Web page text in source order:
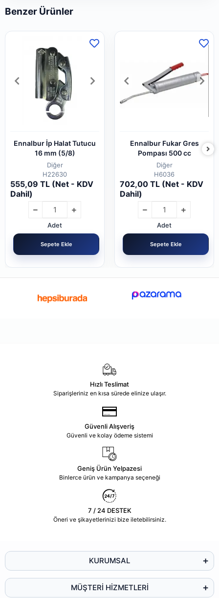
Benzer Ürünler
Ennalbur İp Halat Tutucu
16 mm (5/8)
Diğer
H22630
555,09 TL (Net - KDV
Dahil)
Adet
Sepete Ekle
Ennalbur Fukar Gres
Pompası 500 cc
Diğer
H6036
702,00 TL (Net - KDV
Dahil)
Adet
Sepete Ekle
Hızlı Teslimat
Siparişleriniz en kısa sürede elinize ulaşır.
Güvenli Alışveriş
Güvenli ve kolay ödeme sistemi
Geniş Ürün Yelpazesi
Binlerce ürün ve kampanya seçeneği
7 / 24 DESTEK
Öneri ve şikayetlerinizi bize iletebilirsiniz.
KURUMSAL
MÜŞTERİ HİZMETLERİ